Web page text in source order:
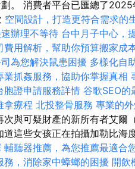
。 消費者平台已匯總了
空間設計，打造更符合需求的
辦理不等待 台中月子中心，
費用解析，幫助你預算搬家成
為您解決鼠患困擾 多樣化自
業抓姦服務，協助你掌握真相
胞證申請服務詳情 谷歌SEO的
拿療程 北投整骨服務 專業的
次與可疑財產的新所有者艾爾
這些女孩正在拍攝加勒比海
輔聽器推薦，為您推薦最適合
務，消除家中蟑螂的困擾 開飲